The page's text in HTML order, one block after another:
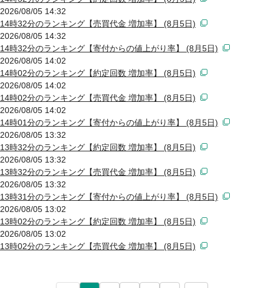
2026/08/05 14:32
14時32分のランキング【売買代金 増加率】 (8月5日)
2026/08/05 14:32
14時32分のランキング【寄付からの値上がり率】 (8月5日)
2026/08/05 14:02
14時02分のランキング【約定回数 増加率】 (8月5日)
2026/08/05 14:02
14時02分のランキング【売買代金 増加率】 (8月5日)
2026/08/05 14:02
14時01分のランキング【寄付からの値上がり率】 (8月5日)
2026/08/05 13:32
13時32分のランキング【約定回数 増加率】 (8月5日)
2026/08/05 13:32
13時32分のランキング【売買代金 増加率】 (8月5日)
2026/08/05 13:32
13時31分のランキング【寄付からの値上がり率】 (8月5日)
2026/08/05 13:02
13時02分のランキング【約定回数 増加率】 (8月5日)
2026/08/05 13:02
13時02分のランキング【売買代金 増加率】 (8月5日)